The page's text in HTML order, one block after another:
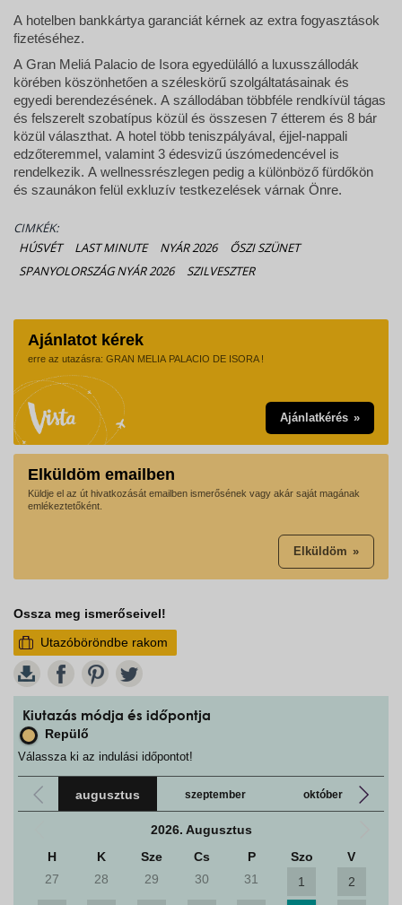
A hotelben bankkártya garanciát kérnek az extra fogyasztások
fizetéséhez.
A Gran Meliá Palacio de Isora egyedülálló a luxusszállodák
körében köszönhetően a széleskörű szolgáltatásainak és
egyedi berendezésének. A szállodában többféle rendkívül tágas
és felszerelt szobatípus közül és összesen 7 étterem és 8 bár
közül választhat. A hotel több teniszpályával, éjjel-nappali
edzőteremmel, valamint 3 édesvizű úszómedencével is
rendelkezik. A wellnessrészlegen pedig a különböző fürdőkön
és szaunákon felül exkluzív testkezelések várnak Önre.
CIMKÉK:
HÚSVÉT
LAST MINUTE NYÁR 2026
ŐSZI SZÜNET
SPANYOLORSZÁG NYÁR 2026
SZILVESZTER
Ajánlatot kérek
erre az utazásra: GRAN MELIA PALACIO DE ISORA !
Ajánlatkérés
Elküldöm emailben
Küldje el az út hivatkozását emailben ismerősének vagy akár saját magának
emlékeztetőként.
Elküldöm
Ossza meg ismerőseivel!
Utazóböröndbe rakom
Kiutazás módja és időpontja
Repülő
Válassza ki az indulási időpontot!
augusztus szeptember október
2026. Augusztus
H
K Sze Cs P Szo
V
27
28 29 30 31 1 2